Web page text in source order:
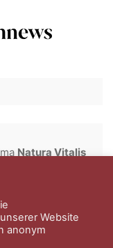
Natura Vitalis
30 Jahren.
Website
anonym